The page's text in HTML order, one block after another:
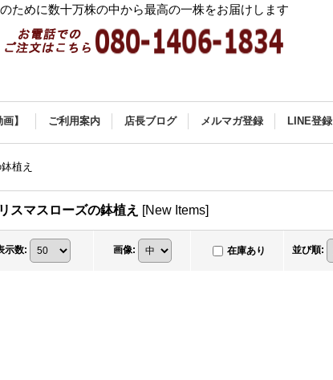
めに数十万株の中から最高の一株をお届けします
】 ご利用案内 店長ブログ メルマガ登録 LINE登録
植え
スマスローズの鉢植え [New Items]
示数: 画像: 在庫あり 並び順: